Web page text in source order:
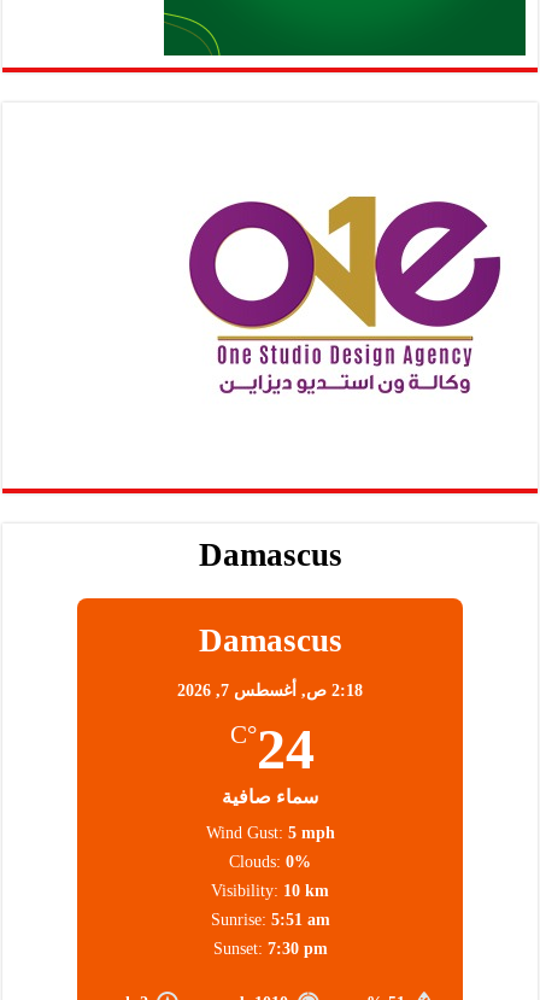
Damascus
Damascus
2:18 ص, أغسطس 7, 2026
24
°C
سماء صافية
Wind Gust: 5 mph
Clouds: 0%
Visibility: 10 km
Sunrise: 5:51 am
Sunset: 7:30 pm